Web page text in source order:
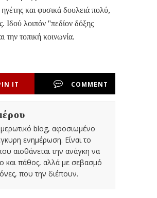
και φυσικά δουλειά πολύ,
Ιδού λοιπόν ''πεδίον δόξης
την τοπική κοινωνία.
IT COMMENT
blog, αφοσιωμένο
ενημέρωση. Είναι το
αισθάνεται την ανάγκη να
και πάθος, αλλά με σεβασμό
που την διέπουν.